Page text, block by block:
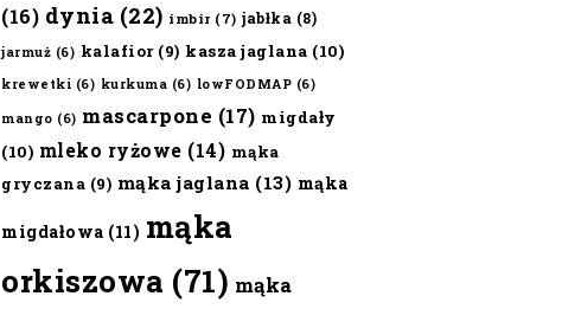
(16) dynia (22) imbir (7) jabłka (8)
jarmuż (6) kalafior(9) kasza jaglana (10)
krewetki (6) kurkuma (6) lowFODMAP (6)
mango (6) mascarpone (17) migdały
(10) mleko ryżowe (14) mąka
gryczana (9) mąka jaglana (13) mąka
migdałowa (11) mąka
orkiszowa (71) mąka